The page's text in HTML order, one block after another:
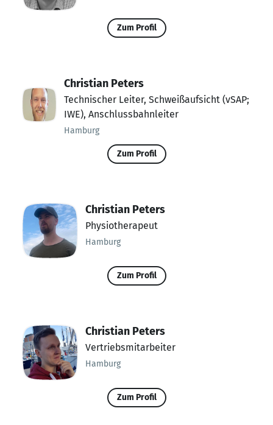
Zum Profil
Christian Peters
Technischer Leiter, Schweißaufsicht (vSAP;
IWE), Anschlussbahnleiter
Hamburg
Zum Profil
Christian Peters
Physiotherapeut
Hamburg
Zum Profil
Christian Peters
Vertriebsmitarbeiter
Hamburg
Zum Profil